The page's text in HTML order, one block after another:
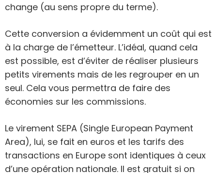
change (au sens propre du terme).
Cette conversion a évidemment un coût qui est
à la charge de l’émetteur. L’idéal, quand cela
est possible, est d’éviter de réaliser plusieurs
petits virements mais de les regrouper en un
seul. Cela vous permettra de faire des
économies sur les commissions.
Le virement SEPA (Single European Payment
Area), lui, se fait en euros et les tarifs des
transactions en Europe sont identiques à ceux
d’une opération nationale. Il est gratuit si on